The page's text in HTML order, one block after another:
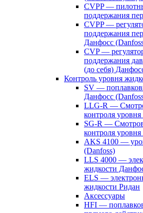
CVPP —
поддержания
CVPP —
поддержания
Данфосс
CVP —
поддержания
(до себя)
Контроль уровня
SV —
Данфосс
LLG-R —
контроля
SG-R —
контроля
AKS 4100 —
(Danfoss)
LLS 4000 —
жидкости
ELS —
жидкости Ридан
Аксессуары
HFI —